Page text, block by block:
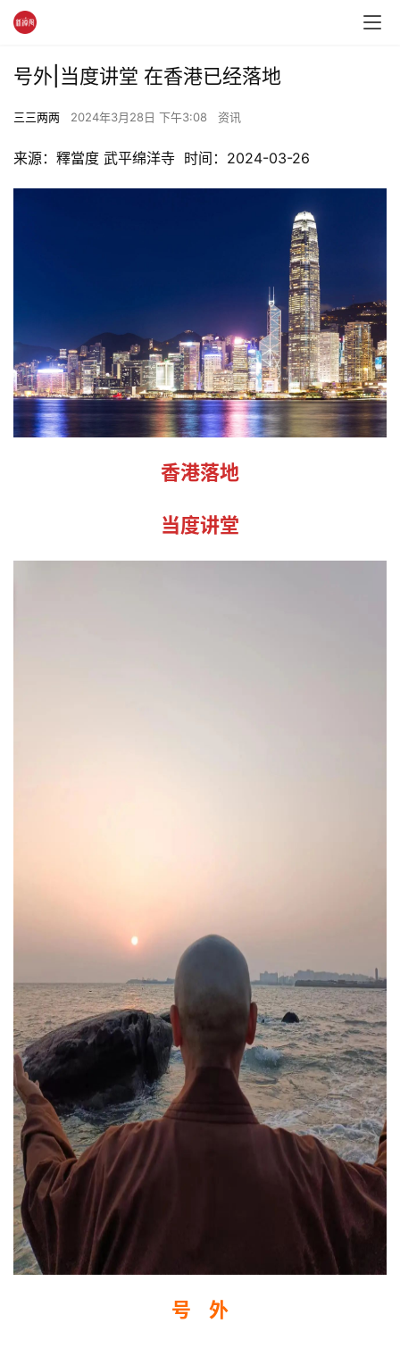
号外|当度讲堂 在香港已经落地
三三两两 2024年3月28日 下午3:08 资讯
来源：釋當度 武平绵洋寺  时间：2024-03-26
香港落地
当度讲堂
号    外